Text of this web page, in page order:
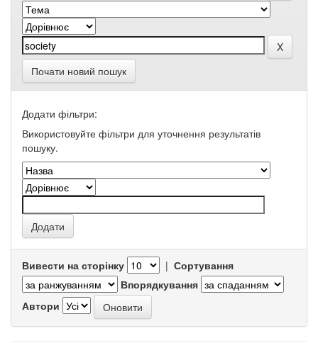
Почати новий пошук
Додати фільтри:
Використовуйте фільтри для уточнення результатів
пошуку.
Вивести на сторінку | Сортування
Впорядкування
Автори